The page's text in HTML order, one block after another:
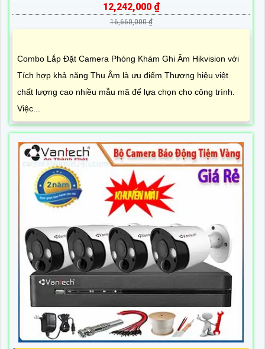
12,242,000 ₫
16,660,000 ₫
Combo Lắp Đặt Camera Phòng Khám Ghi Âm Hikvision với
Tích hợp khả năng Thu Âm là ưu điểm Thương hiệu việt
chất lượng cao nhiều mẫu mã để lựa chọn cho công trình.
Việc...